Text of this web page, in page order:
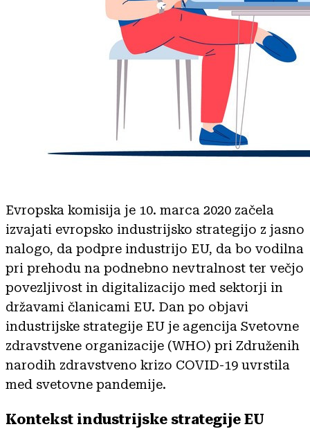
Evropska komisija je 10. marca 2020 začela
izvajati evropsko industrijsko strategijo z jasno
nalogo, da podpre industrijo EU, da bo vodilna
pri prehodu na podnebno nevtralnost ter večjo
povezljivost in digitalizacijo med sektorji in
državami članicami EU. Dan po objavi
industrijske strategije EU je agencija Svetovne
zdravstvene organizacije (WHO) pri Združenih
narodih zdravstveno krizo COVID-19 uvrstila
med svetovne pandemije.
Kontekst industrijske strategije EU